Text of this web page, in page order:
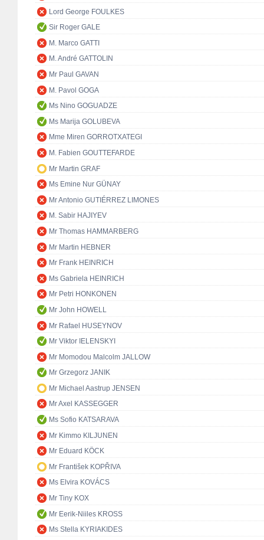
Lord George FOULKES
Sir Roger GALE
M. Marco GATTI
M. André GATTOLIN
Mr Paul GAVAN
M. Pavol GOGA
Ms Nino GOGUADZE
Ms Marija GOLUBEVA
Mme Miren GORROTXATEGI
M. Fabien GOUTTEFARDE
Mr Martin GRAF
Ms Emine Nur GÜNAY
Mr Antonio GUTIÉRREZ LIMONES
M. Sabir HAJIYEV
Mr Thomas HAMMARBERG
Mr Martin HEBNER
Mr Frank HEINRICH
Ms Gabriela HEINRICH
Mr Petri HONKONEN
Mr John HOWELL
Mr Rafael HUSEYNOV
Mr Viktor IELENSKYI
Mr Momodou Malcolm JALLOW
Mr Grzegorz JANIK
Mr Michael Aastrup JENSEN
Mr Axel KASSEGGER
Ms Sofio KATSARAVA
Mr Kimmo KILJUNEN
Mr Eduard KÖCK
Mr František KOPŘIVA
Ms Elvira KOVÁCS
Mr Tiny KOX
Mr Eerik-Niiles KROSS
Ms Stella KYRIAKIDES